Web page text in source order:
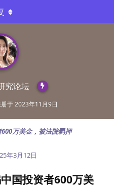
究论坛
于2023年11月9日
万美金，被法院羁押
年3月12日
国投资者600万美